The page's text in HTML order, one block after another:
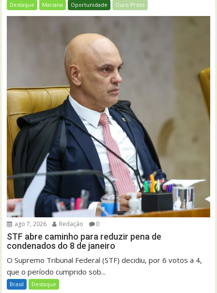
Destaque Mariana Oportunidade Ouro Preto
ago 7, 2026 Redação 0
STF abre caminho para reduzir pena de
condenados do 8 de janeiro
O Supremo Tribunal Federal (STF) decidiu, por 6 votos a 4,
que o período cumprido sob...
Brasil Destaque